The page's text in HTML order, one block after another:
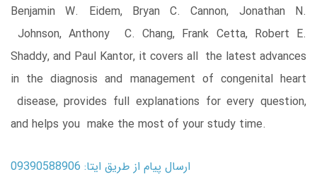
Benjamin W. Eidem, Bryan C. Cannon, Jonathan N.
Johnson, Anthony C. Chang, Frank Cetta, Robert E.
Shaddy, and Paul Kantor, it covers all the latest advances
in the diagnosis and management of congenital heart
disease, provides full explanations for every question,
and helps you make the most of your study time.
ارسال پیام از طریق ایتا: 09390588906